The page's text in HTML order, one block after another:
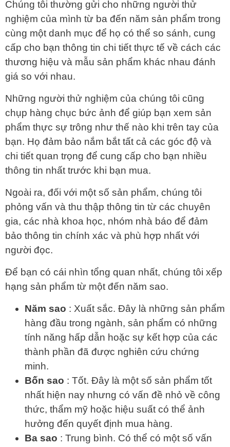
Chúng tôi thường gửi cho những người thử
nghiệm của mình từ ba đến năm sản phẩm trong
cùng một danh mục để họ có thể so sánh, cung
cấp cho bạn thông tin chi tiết thực tế về cách các
thương hiệu và mẫu sản phẩm khác nhau đánh
giá so với nhau.
Những người thử nghiệm của chúng tôi cũng
chụp hàng chục bức ảnh để giúp bạn xem sản
phẩm thực sự trông như thế nào khi trên tay của
bạn. Họ đảm bảo nắm bắt tất cả các góc độ và
chi tiết quan trọng để cung cấp cho bạn nhiều
thông tin nhất trước khi bạn mua.
Ngoài ra, đối với một số sản phẩm, chúng tôi
phỏng vấn và thu thập thông tin từ các chuyên
gia, các nhà khoa học, nhóm nhà báo để đảm
bảo thông tin chính xác và phù hợp nhất với
người đọc.
Để bạn có cái nhìn tổng quan nhất, chúng tôi xếp
hạng sản phẩm từ một đến năm sao.
Năm sao : Xuất sắc. Đây là những sản phẩm
hàng đầu trong ngành, sản phẩm có những
tính năng hấp dẫn hoặc sự kết hợp của các
thành phần đã được nghiên cứu chứng
minh.
Bốn sao : Tốt. Đây là một số sản phẩm tốt
nhất hiện nay nhưng có vấn đề nhỏ về công
thức, thẩm mỹ hoặc hiệu suất có thể ảnh
hưởng đến quyết định mua hàng.
Ba sao : Trung bình. Có thể có một số vấn